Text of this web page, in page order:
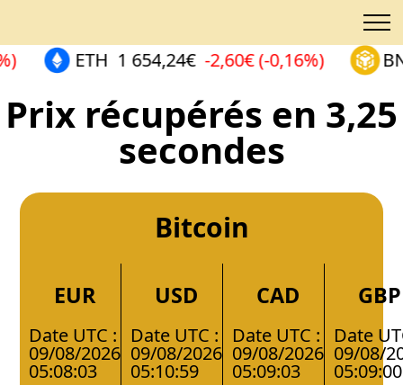
ETH 1 654,24€ -2,60€ (-0,16%)
Prix récupérés en 3,25
secondes
Bitcoin
EUR
Date UTC :
09/08/2026
05:08:03
USD
Date UTC :
09/08/2026
05:10:59
CAD
Date UTC :
09/08/2026
05:09:03
GBP
Date
09/08/
05:09:00